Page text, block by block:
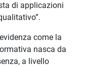
di applicazioni
come la
nasca da
a livello